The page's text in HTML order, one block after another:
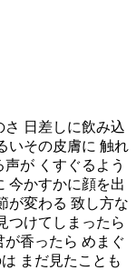
日差しに飲み込
いその皮膚に 触れ
が くすぐるよう
今かすかに顔を出
が変わる 致し方な
つけてしまったら
香ったら めまぐ
まだ見たことも